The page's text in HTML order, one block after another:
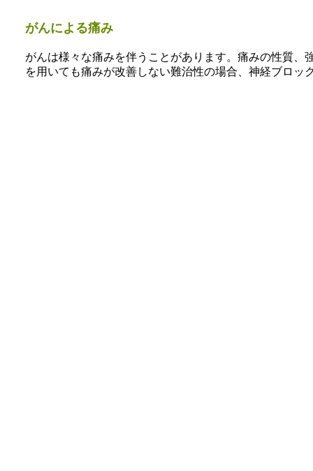
がんによる痛み
がんは様々な痛みを伴うことがあります。痛みの性質
を用いても痛みが改善しない難治性の場合、神経ブロッ